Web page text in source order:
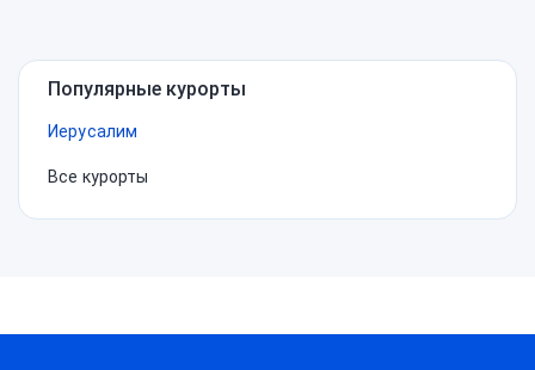
Популярные курорты
Иерусалим
Все курорты